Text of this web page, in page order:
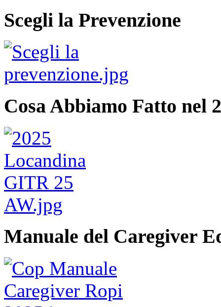
Scegli la Prevenzione
Cosa Abbiamo Fatto nel
Manuale del Caregiver